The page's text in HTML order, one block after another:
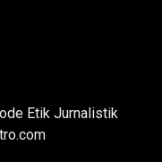
Etik Jurnalistik